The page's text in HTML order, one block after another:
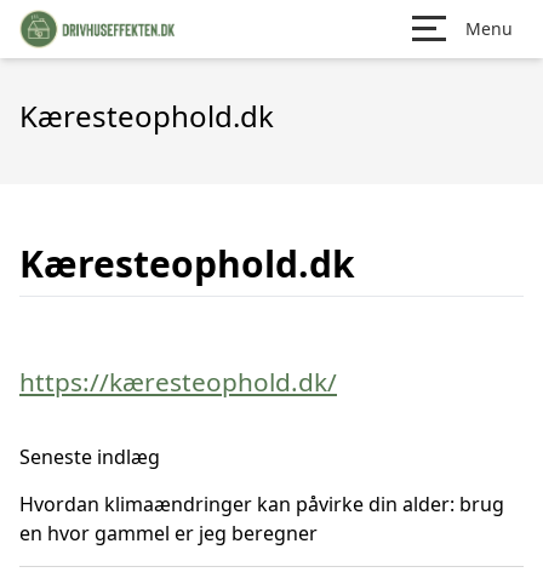
Menu
Kæresteophold.dk
Kæresteophold.dk
https://kæresteophold.dk/
Seneste indlæg
Hvordan klimaændringer kan påvirke din alder: brug
en hvor gammel er jeg beregner